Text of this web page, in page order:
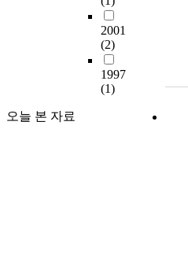
2001
(2)
1997
(1)
오늘 본 자료